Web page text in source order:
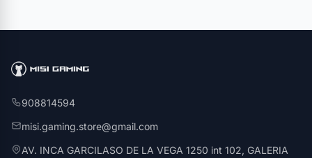
908814594
misi.gaming.store@gmail.com
AV. INCA GARCILASO DE LA VEGA 1250 int 102, GALERIA